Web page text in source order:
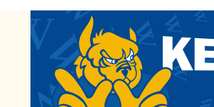
Matematika va fizika
oliygohlarning qaysi
mumkin? Qabul 2023